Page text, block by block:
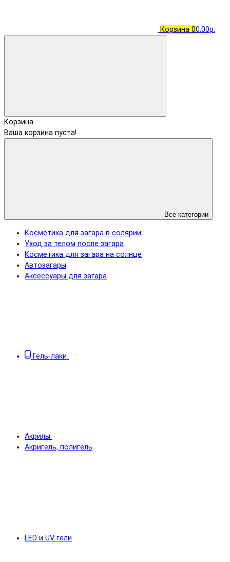
Корзина 00.00р.
Корзина
Ваша корзина пуста!
Все категории
Косметика для загара в солярии
Уход за телом после загара
Косметика для загара на солнце
Автозагары
Аксессуары для загара
Гель-лаки
Акрилы
Акригель, полигель
LED и UV гели